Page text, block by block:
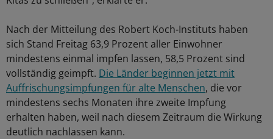
Nach der Mitteilung des Robert Koch-Instituts haben
sich Stand Freitag 63,9 Prozent aller Einwohner
mindestens einmal impfen lassen, 58,5 Prozent sind
vollständig geimpft. Die Länder beginnen jetzt mit
Auffrischungsimpfungen für alte Menschen, die vor
mindestens sechs Monaten ihre zweite Impfung
erhalten haben, weil nach diesem Zeitraum die Wirkung
deutlich nachlassen kann.